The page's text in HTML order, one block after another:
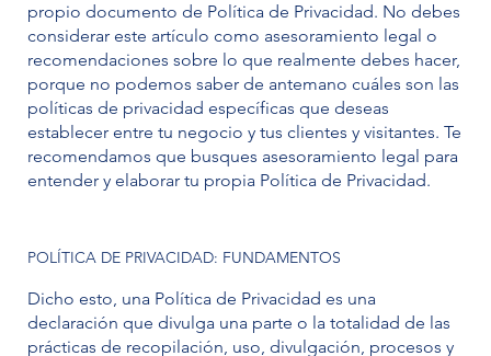
propio documento de Política de Privacidad. No debes
considerar este artículo como asesoramiento legal o
recomendaciones sobre lo que realmente debes hacer,
porque no podemos saber de antemano cuáles son las
políticas de privacidad específicas que deseas
establecer entre tu negocio y tus clientes y visitantes. Te
recomendamos que busques asesoramiento legal para
entender y elaborar tu propia Política de Privacidad.
POLÍTICA DE PRIVACIDAD: FUNDAMENTOS
Dicho esto, una Política de Privacidad es una
declaración que divulga una parte o la totalidad de las
prácticas de recopilación, uso, divulgación, procesos y